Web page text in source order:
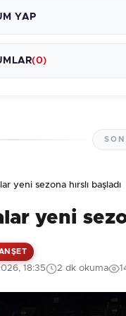
YAP
Sorusu: 6 + 3 = ?
(0)
yeni sezona hırslı başladı
yeni
18:35 2 dk okuma